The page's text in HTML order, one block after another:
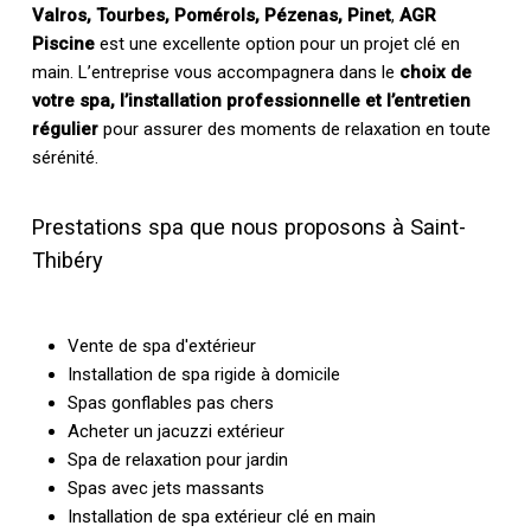
Valros, Tourbes, Pomérols, Pézenas, Pinet, AGR
Piscineest une excellente option pour un projet clé en
main. L’entreprise vous accompagnera dans le choix de
votre spa, l’installation professionnelle et l’entretien
régulierpour assurer des moments de relaxation en toute
sérénité.
Prestations spa que nous proposons à Saint-
Thibéry
Vente de spa d'extérieur
Installation de spa rigide à domicile
Spas gonflables pas chers
Acheter un jacuzzi extérieur
Spa de relaxation pour jardin
Spas avec jets massants
Installation de spa extérieur clé en main